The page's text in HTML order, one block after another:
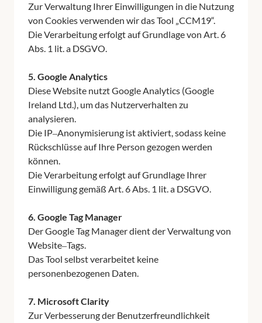
Zur Verwaltung Ihrer Einwilligungen in die
von Cookies verwenden wir das Tool „CCM19“.
Die Verarbeitung erfolgt auf Grundlage von Art.
Abs. 1 lit. a DSGVO.
5. Google Analytics
Diese Website nutzt Google Analytics
Ireland Ltd.), um das Nutzerverhalten
analysieren.
Die IP‒Anonymisierung ist aktiviert, sodass
Rückschlüsse auf Ihre Person gezogen
können.
Die Verarbeitung erfolgt auf Grundlage
Einwilligung gemäß Art. 6 Abs. 1 lit. a DSGVO.
6. Google Tag Manager
Der Google Tag Manager dient der Verwaltung
Website‒Tags.
Das Tool selbst verarbeitet
personenbezogenen Daten.
7. Microsoft Clarity
Zur Verbesserung der